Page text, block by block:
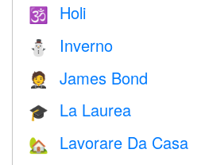
🕉 Holi
⛄ Inverno
🤵 James Bond
🎓 La Laurea
🏡 Lavorare Da Casa